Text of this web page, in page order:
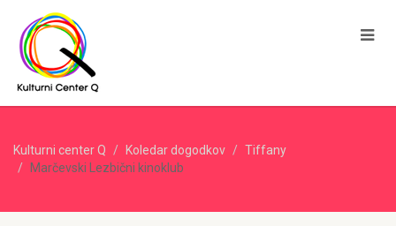
Kulturni center Q Koledar dogodkov
Tiffany
Marčevski Lezbični kinoklub